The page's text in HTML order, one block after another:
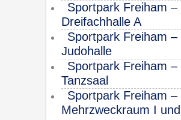
Sportpark Freiham –
Dreifachhalle A
Sportpark Freiham –
Judohalle
Sportpark Freiham –
Tanzsaal
Sportpark Freiham –
Mehrzweckraum I und